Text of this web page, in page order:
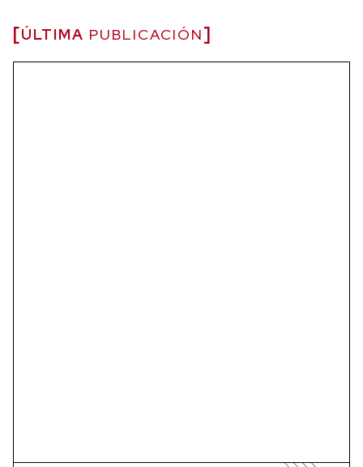
ÚLTIMA PUBLICACIÓN